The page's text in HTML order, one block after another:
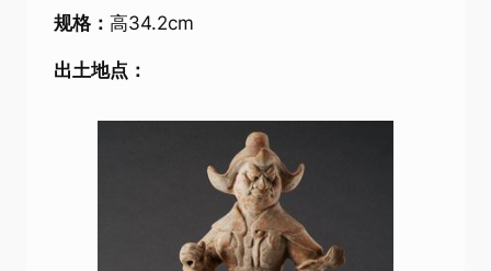
规格： 高34.2cm
出土地点：